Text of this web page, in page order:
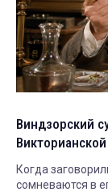
Виндзорский
Когда
сомневаются в